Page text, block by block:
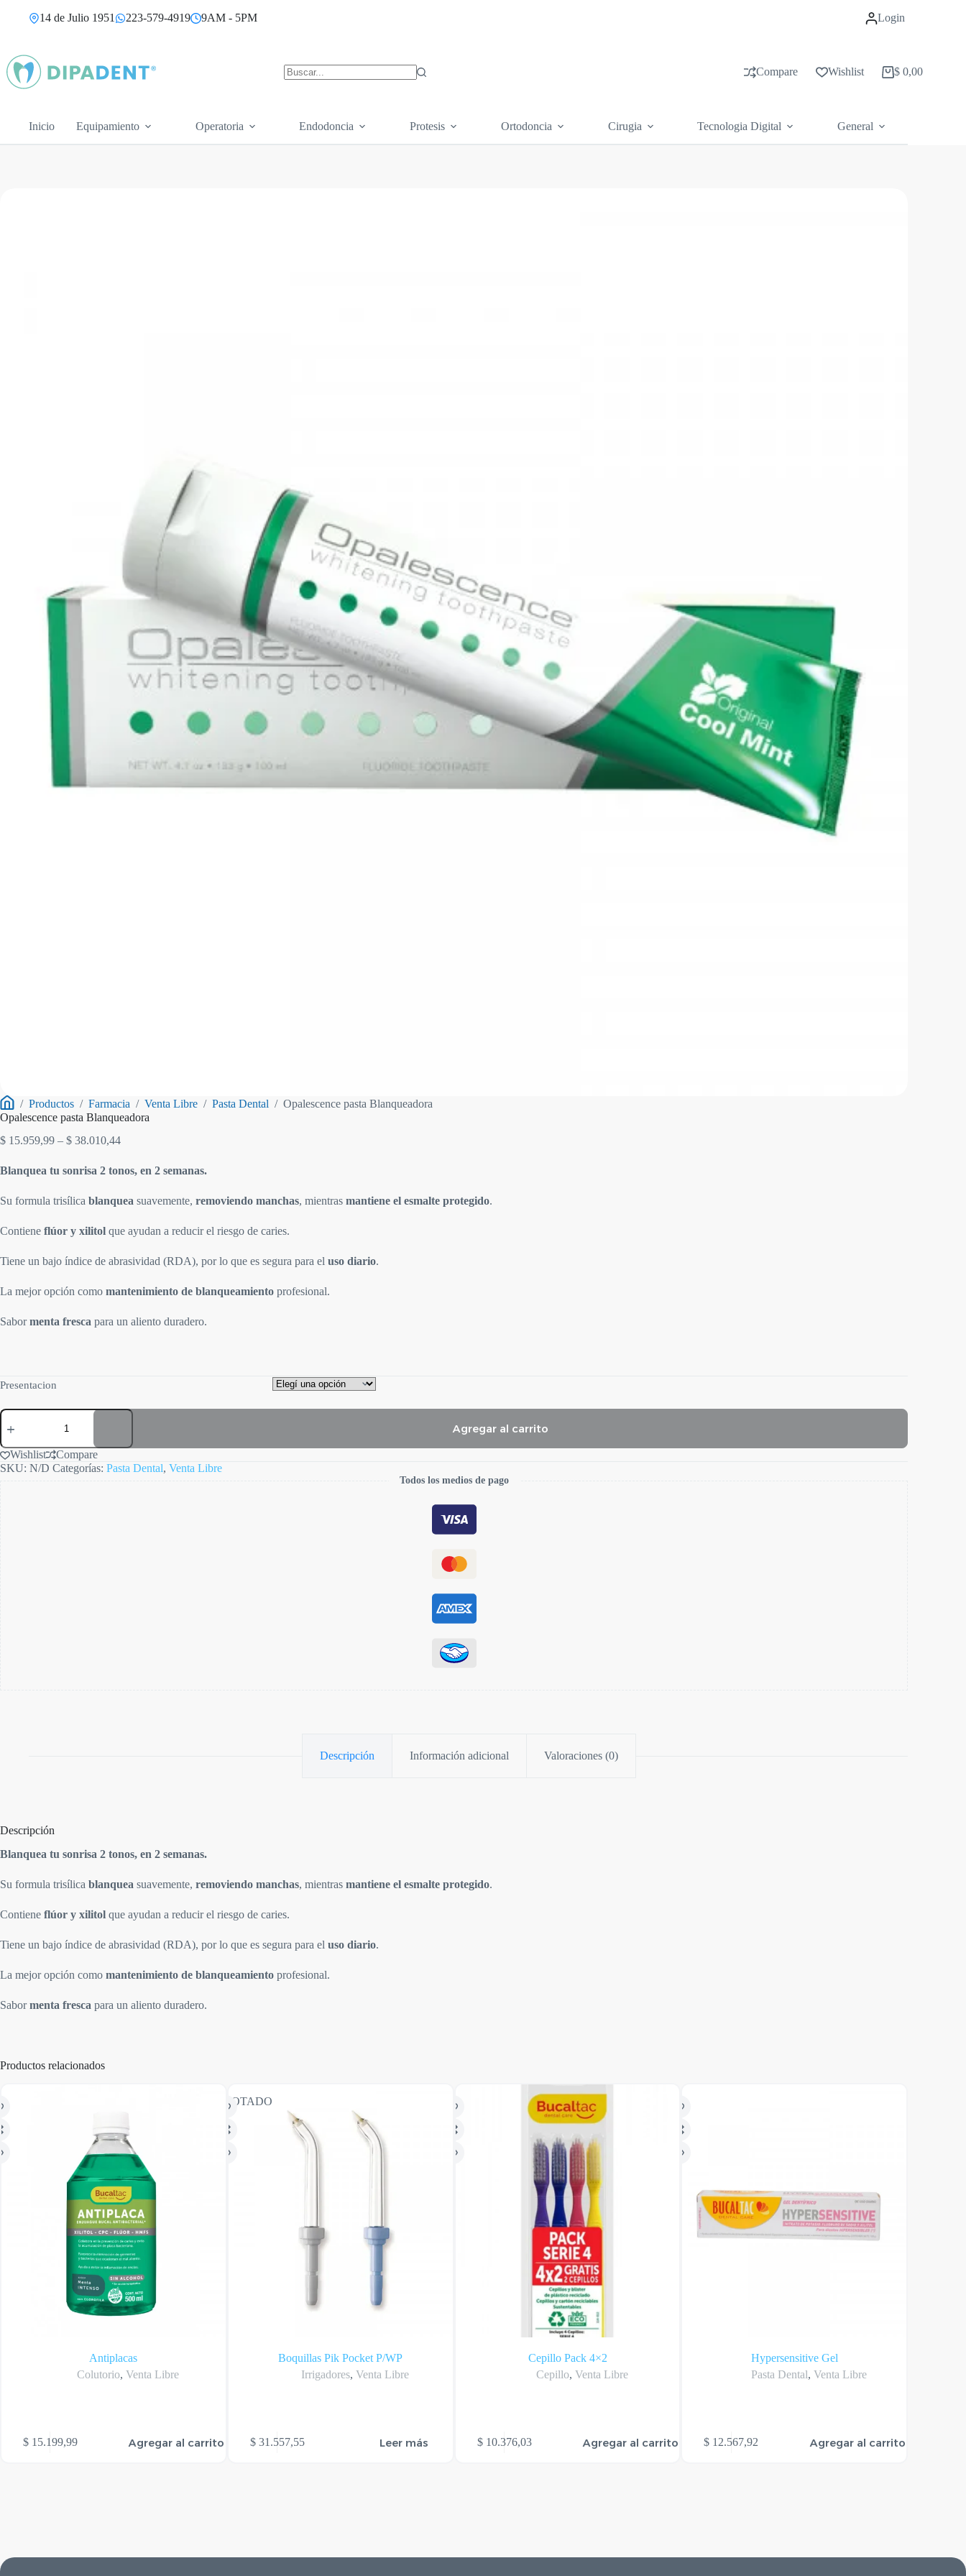
14 de Julio 1951 223-579-4919 9AM - 5PM Login
Compare Wishlist
Carrito
$ 0,00
Inicio Equipamiento Operatoria Endodoncia Protesis Ortodoncia Cirugia Tecnologia Digital General
Inicio
/ Productos / Farmacia / Venta Libre / Pasta Dental / Opalescence pasta Blanqueadora
Opalescence pasta Blanqueadora
$ 15.959,99 – $ 38.010,44Rango
precios:
desde
hasta
Blanquea tu sonrisa 2 tonos, en 2 semanas.
Su formula trisílica blanquea suavemente, removiendo manchas, mientras mantiene el esmalte protegido.
Contiene flúor y xilitol que ayudan a reducir el riesgo de caries.
Tiene un bajo índice de abrasividad (RDA), por lo que es segura para el uso diario.
La mejor opción como mantenimiento de blanqueamiento profesional.
Sabormenta fresca para un aliento duradero.
Presentacion
Opalescence
pasta
cantidad
Agregar al carrito
Wishlist
Compare
SKU: N/D Categorías: Pasta Dental, Venta Libre
Todos los medios de pago
Descripción Información adicional Valoraciones (0)
Descripción
Blanquea tu sonrisa 2 tonos, en 2 semanas.
Su formula trisílica blanquea suavemente, removiendo manchas, mientras mantiene el esmalte protegido.
Contiene flúor y xilitol que ayudan a reducir el riesgo de caries.
Tiene un bajo índice de abrasividad (RDA), por lo que es segura para el uso diario.
La mejor opción como mantenimiento de blanqueamiento profesional.
Sabormenta fresca para un aliento duradero.
Productos relacionados
Antiplacas
Colutorio, Venta Libre
$15.199,99 Agregar al carrito
AGOTADO
Boquillas Pik Pocket P/WP
Irrigadores, Venta Libre
$31.557,55 Leer más
Cepillo Pack 4×2
Cepillo, Venta Libre
$10.376,03 Agregar al carrito
Hypersensitive Gel
Pasta Dental, Venta Libre
$ 12.567,92 Agregar al carrito